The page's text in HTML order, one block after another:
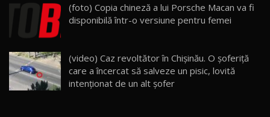
mai Exclusiv și Puternic Defender Testat în
Moldova
32:21
26
AutoBlog.MD
10:57
Test Drive: Noile modele FENDT! Cum e să
(foto) Copia chineză a lui Porsche Macan va fi
disponibilă într-o versiune pentru femei
(video) Caz revoltător în Chișinău. O șoferiță
care a încercat să salveze un pisic, lovită
intenționat de un alt șofer